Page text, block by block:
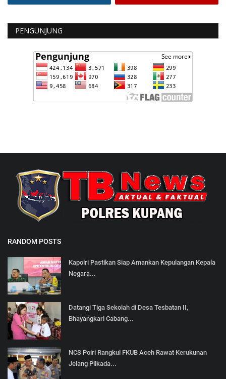
PENGUNJUNG
RANDOM POSTS
Kapolri Pastikan Siap Amankan Kepulangan Kepala
Negara...
Datangi Tiga Sekolah di Desa Tesbatan II,
Bhayangkari Cabang...
NCS Polri Rangkul FKUB Aceh Rawat Kerukunan
Jelang Pilkada...